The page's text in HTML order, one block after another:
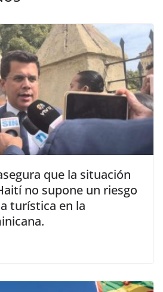
que la situación
no supone un riesgo
turística en la